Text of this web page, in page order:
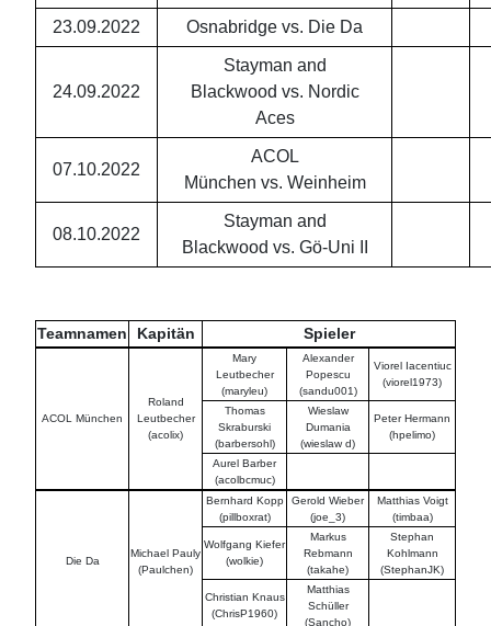
23.09.2022 Osnabridge vs. Die Da
24.09.2022
Stayman and
Blackwood vs. Nordic
Aces
07.10.2022
ACOL
München vs. Weinheim
08.10.2022
Stayman and
Blackwood vs. Gö-Uni II
Teamnamen Kapitän Spieler
ACOL München
Roland
Leutbecher
(acolix)
Mary
Leutbecher
(maryleu)
Alexander
Popescu
(sandu001)
Viorel Iacentiuc
(viorel1973)
Thomas
Skraburski
(barbersohl)
Wieslaw
Dumania
(wieslaw d)
Peter Hermann
(hpelimo)
Aurel Barber
(acolbcmuc)
Die Da
Michael Pauly
(Paulchen)
Bernhard Kopp
(pillboxrat)
Gerold Wieber
(joe_3)
Matthias Voigt
(timbaa)
Wolfgang Kiefer
(wolkie)
Markus
Rebmann
(takahe)
Stephan
Kohlmann
(StephanJK)
Christian Knaus
(ChrisP1960)
Matthias
Schüller
(Sancho)